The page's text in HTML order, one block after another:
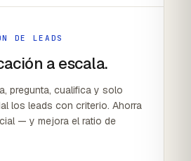
DE LEADS
a escala.
pregunta, cualifica y solo
los leads con criterio. Ahorra
— y mejora el ratio de